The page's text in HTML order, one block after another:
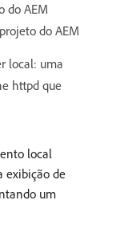
do AEM
do AEM
local: uma
httpd que
local
exibição de
um